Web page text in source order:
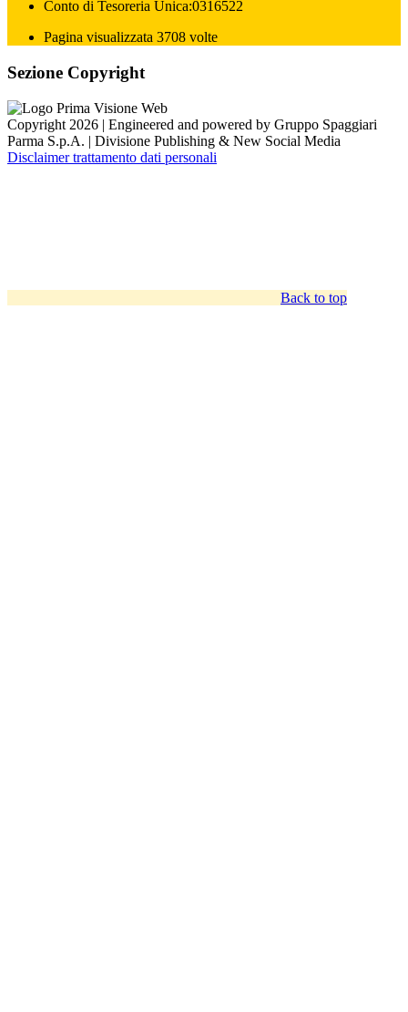
Conto di Tesoreria Unica:0316522
Pagina visualizzata 3708 volte
Sezione Copyright
Copyright 2026 | Engineered and powered by Gruppo Spaggiari
Parma S.p.A. | Divisione Publishing & New Social Media
Disclaimer trattamento dati personali
Back to top